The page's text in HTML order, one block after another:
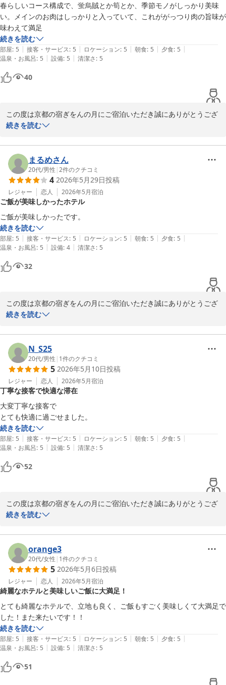
京都の宿 ぎをんの月
スタッフ一同
京都の宿 ぎをんの月
2026-06-05
春らしいコース構成で、蛍烏賊とか筍とか、季節モノがしっかり美味
い。メインのお肉はしっかりと入っていて、これががっつり肉の旨味が
味わえて満足
続きを読む
部屋: 5 | 接客・サービス: 5 | ロケーション: 5 | 朝食: 5 | 夕食: 5 |
温泉・お風呂: 5 | 設備: 5 | 清潔さ: 5
40
この度は京都の宿ぎをんの月にご宿泊いただき誠にありがとうござ
います。
しく思います。
季節ごとの旬の食材を活かしたお料理をご提供できるよう心掛けて
おりますので、そのようなお言葉をいただけて光栄でございます。
これからも季節の魅力と美味しさを感じていただけるお料理をご用
意してまいります。
またのお越しをスタッフ一同、心よりお待ちしております。
京都の宿 ぎをんの月
スタッフ一同
京都の宿 ぎをんの月
2026-06-05
続きを読む
まるめさん
20代/男性 |2件のクチコミ
4 2026年5月29日投稿
レジャー 恋人 2026年5月宿泊
ご飯が美味しかったホテル
ご飯が美味しかったです。
続きを読む
部屋: 5 | 接客・サービス: 5 | ロケーション: 5 | 朝食: 5 | 夕食: 5 |
温泉・お風呂: 5 | 設備: 4 | 清潔さ: 5
32
この度は京都の宿ぎをんの月にご宿泊いただき誠にありがとうござ
います。
し、大変嬉しく思います。
今後も皆様にご満足いただけるお食事と快適なご滞在をご提供でき
るよう努めてまいります。
またのお越しをスタッフ一同、心よりお待ちしております。
京都の宿 ぎをんの月
スタッフ一同
京都の宿 ぎをんの月
2026-06-05
続きを読む
N_S25
20代/男性 | 1件のクチコミ
5 2026年5月10日投稿
レジャー 恋人 2026年5月宿泊
丁寧な接客で快適な滞在
大変丁寧な接客で
とても快適に過ごせました。
続きを読む
部屋: 5 | 接客・サービス: 5 | ロケーション: 5 | 朝食: 5 | 夕食: 5 |
温泉・お風呂: 5 | 設備: 5 | 清潔さ: 5
52
この度は京都の宿ぎをんの月にご宿泊いただき誠にありがとうござ
います。
思っております。
また、接客につきましてもお褒めいただき、スタッフの励みになり
ます。
これからも皆さまに心地よくお過ごしいただける宿を目指し、より
一層努めてまいります。
またのご利用心よりお待ちしております。
京都の宿 ぎをんの月
スタッフ一同
京都の宿 ぎをんの月
続きを読む
orange3
20代/女性 | 1件のクチコミ
5 2026年5月6日投稿
レジャー 恋人 2026年5月宿泊
綺麗なホテルと美味しいご飯に大満足！
とても綺麗なホテルで、立地も良く、ご飯もすごく美味しくて大満足で
した！また来たいです！！
続きを読む
部屋: 5 | 接客・サービス: 5 | ロケーション: 5 | 朝食: 5 | 夕食: 5 |
温泉・お風呂: 5 | 設備: 5 | 清潔さ: 5
51